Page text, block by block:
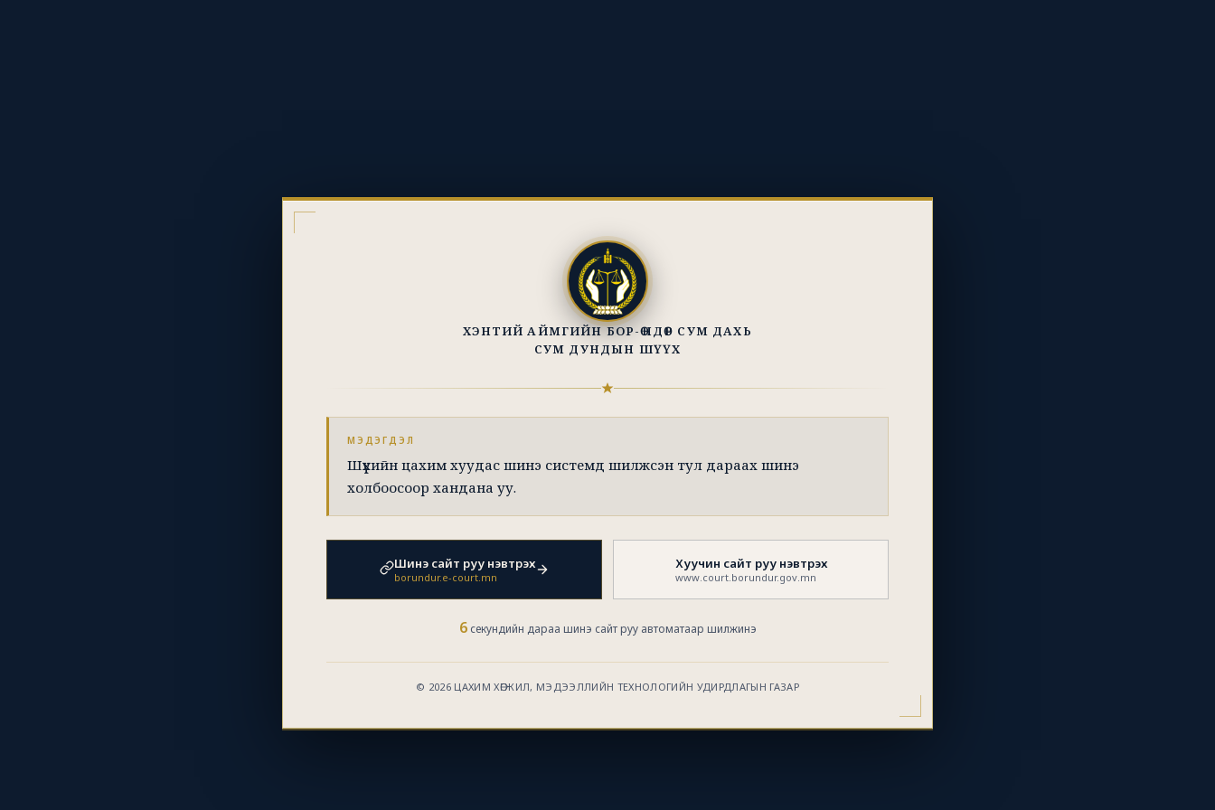
ХЭНТИЙ АЙМГИЙН БОР-ӨНДӨР СУМ ДАХЬ
СУМ ДУНДЫН ШҮҮХ
МЭДЭГДЭЛ
Шүүхийн цахим хуудас шинэ системд шилжсэн тул дараах шинэ
холбоосоор хандана уу.
Шинэ сайт руу нэвтрэх
borundur.e-court.mn
Хуучин сайт руу нэвтрэх
www.court.borundur.gov.mn
6секундийн дараа шинэ сайт руу автоматаар шилжинэ
© 2026 ЦАХИМ ХӨГЖИЛ, МЭДЭЭЛЛИЙН ТЕХНОЛОГИЙН УДИРДЛАГЫН ГАЗАР